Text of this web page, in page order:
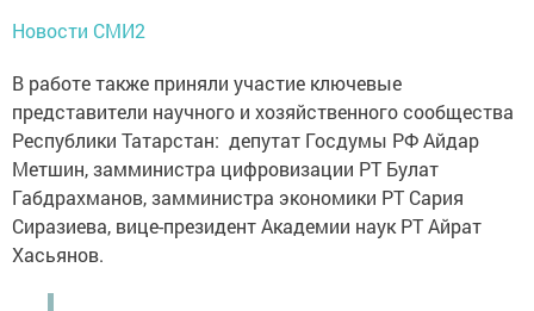
Новости СМИ2
В работе также приняли участие ключевые
представители научного и хозяйственного сообщества
Республики Татарстан: депутат Госдумы РФ Айдар
Метшин, замминистра цифровизации РТ Булат
Габдрахманов, замминистра экономики РТ Сария
Сиразиева, вице-президент Академии наук РТ Айрат
Хасьянов.